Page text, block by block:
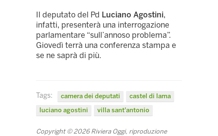
Il deputato del Pd Luciano Agostini,
infatti, presenterà una interrogazione
parlamentare “sull’annoso problema”.
Giovedì terrà una conferenza stampa e
se ne saprà di più.
Tags: camera dei deputati
castel di lama
luciano agostini
villa sant'antonio
Copyright © 2026 Riviera Oggi, riproduzione